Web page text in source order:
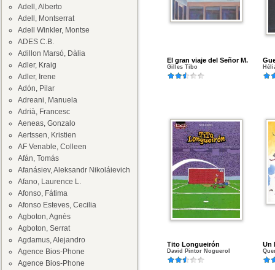
Adell, Alberto
Adell, Montserrat
Adell Winkler, Montse
ADES C.B.
Adillon Marsó, Dàlia
Adler, Kraig
Adler, Irene
Adón, Pilar
Adreani, Manuela
Adrià, Francesc
Aeneas, Gonzalo
Aertssen, Kristien
AF Venable, Colleen
Afán, Tomás
Afanásiev, Aleksandr Nikoláievich
Afano, Laurence L.
Afonso, Fátima
Afonso Esteves, Cecilia
Agboton, Agnès
Agboton, Serrat
Agdamus, Alejandro
Agence Bios-Phone
Agence Bios-Phone
El gran viaje del Señor M.
Gilles Tibo
Tito Longueirón
David Pintor Noguerol
Un